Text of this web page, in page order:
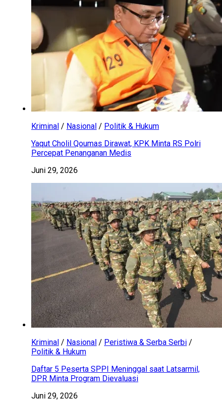
Kriminal / Nasional / Politik & Hukum
Yaqut Cholil Qoumas Dirawat, KPK Minta RS Polri
Percepat Penanganan Medis
Juni 29, 2026
Kriminal / Nasional / Peristiwa & Serba Serbi /
Politik & Hukum
Daftar 5 Peserta SPPI Meninggal saat Latsarmil,
DPR Minta Program Dievaluasi
Juni 29, 2026